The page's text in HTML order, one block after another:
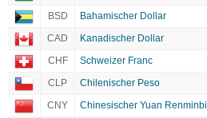
BSD
Bahamischer Dollar
CAD
Kanadischer Dollar
CHF
Schweizer Franc
CLP
Chilenischer Peso
CNY
Chinesischer Yuan Renminbi